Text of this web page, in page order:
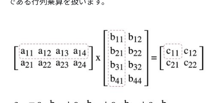
である行列乗算を扱います。